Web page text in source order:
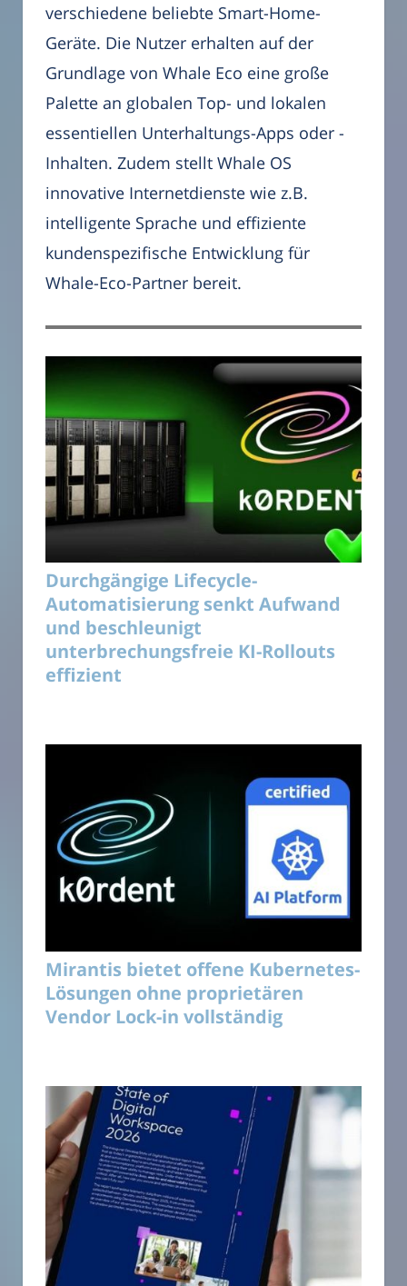
verschiedene beliebte Smart-Home-
Geräte. Die Nutzer erhalten auf der
Grundlage von Whale Eco eine große
Palette an globalen Top- und lokalen
essentiellen Unterhaltungs-Apps oder -
Inhalten. Zudem stellt Whale OS
innovative Internetdienste wie z.B.
intelligente Sprache und effiziente
kundenspezifische Entwicklung für
Whale-Eco-Partner bereit.
Durchgängige Lifecycle-
Automatisierung senkt Aufwand
und beschleunigt
unterbrechungsfreie KI-Rollouts
effizient
Mirantis bietet offene Kubernetes-
Lösungen ohne proprietären
Vendor Lock-in vollständig